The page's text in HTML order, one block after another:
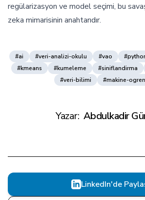
regülarizasyon ve model seçimi, bu
zeka mimarisinin anahtarıdır.
#ai #veri-analizi-okulu #vao
#kmeans
#kumeleme #siniflandirma
#veri-bilimi
#makine-
Yazar: Abdulkadir
LinkedIn'de